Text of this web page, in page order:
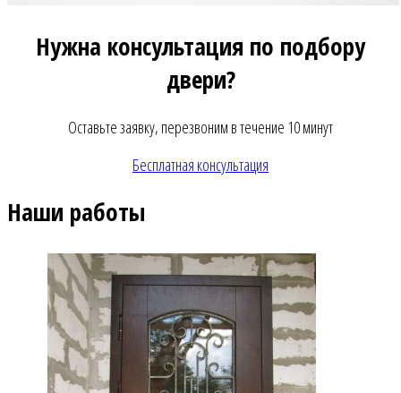
Нужна консультация по подбору
двери?
Оставьте заявку, перезвоним в течение 10 минут
Бесплатная консультация
Наши работы